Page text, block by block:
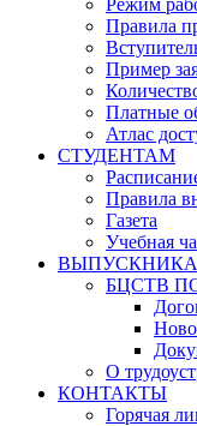
Режим
Правила
Пример
Платные
Атлас
СТУДЕНТАМ
Правила
Газета
Учебная
БЦСТВ
О
КОНТАКТЫ
Горячая